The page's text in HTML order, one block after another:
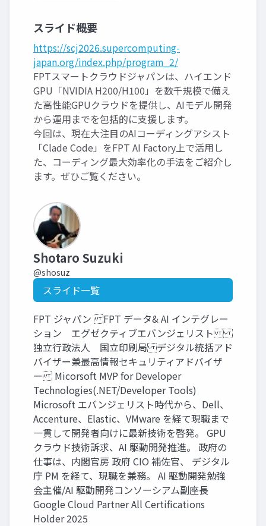
スライド概要
https://scj2026.supercomputing-
japan.org/index.php/program_2/
FPTスマートクラウドジャパンは、ハイエンド
GPU「NVIDIA H200/H100」を数千規模で備え
た高性能GPUクラウドを提供し、AIモデル開発
から運用までを包括的に支援します。
今回は、現在大注目のAIコーディングアシスト
「Clade Code」をFPT AI Factory上で活用し
た、コーディング最大効率化の手法をご紹介し
ます。ぜひご覧ください。
Shotaro Suzuki
@shosuz
スライド一覧
FPT ジャパン FPT データ& AI インテグレー
ション エグゼクティブエバンジェリスト
独立行政法人 国立印刷局 デジタル統括アド
バイザー兼最高情報セキュリティアドバイザ
ー Micorsoft MVP for Developer
Technologies(.NET/Developer Tools)
Microsoft エバンジェリスト時代から、Dell、
Accenture、Elastic、VMware を経て現職まで
一貫して開発者向けに最新技術を啓発。 GPU
クラウド技術訴求、AI 駆動開発推進。 政府の
仕事は、内閣官房 政府 CIO 補佐官、 デジタル
庁 PM を経て、現職を兼務。 AI 駆動開発勉強
会主催/AI 駆動開発コンソーシアム副座長
Google Cloud Partner All Certifications
Holder 2025